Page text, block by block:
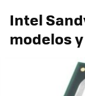
Intel
modelos